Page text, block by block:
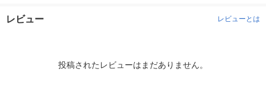
レビュー レビューとは
投稿されたレビューはまだありません。